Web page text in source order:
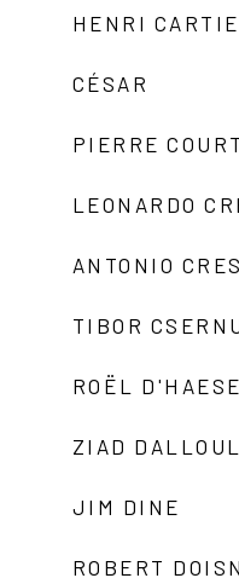
HENRI
CÉSAR
PIERRE
LEONARDO
ANTONIO
TIBOR
ROËL D'HAESE
ZIAD DALLOUL
JIM DINE
ROBERT